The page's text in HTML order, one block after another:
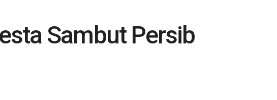
Sambut Persib